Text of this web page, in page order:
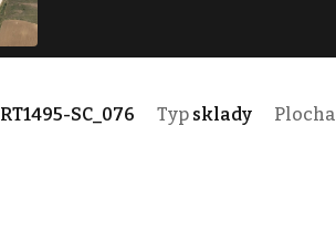
RT1495-SC_076 Typ sklady Plocha